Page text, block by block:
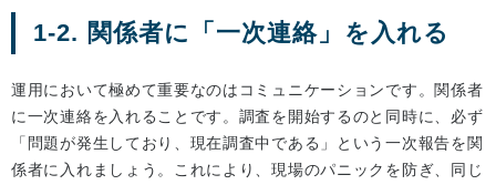
1-2. 関係者に「一次連絡」を入れる
運用において極めて重要なのはコミュニケーションです。関係者
に一次連絡を入れることです。調査を開始するのと同時に、必ず
「問題が発生しており、現在調査中である」という一次報告を関
係者に入れましょう。これにより、現場のパニックを防ぎ、同じ